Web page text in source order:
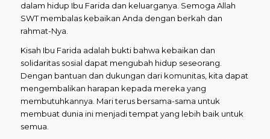
dalam hidup Ibu Farida dan keluarganya. Semoga Allah
SWT membalas kebaikan Anda dengan berkah dan
rahmat-Nya.
Kisah Ibu Farida adalah bukti bahwa kebaikan dan
solidaritas sosial dapat mengubah hidup seseorang.
Dengan bantuan dan dukungan dari komunitas, kita dapat
mengembalikan harapan kepada mereka yang
membutuhkannya. Mari terus bersama-sama untuk
membuat dunia ini menjadi tempat yang lebih baik untuk
semua.